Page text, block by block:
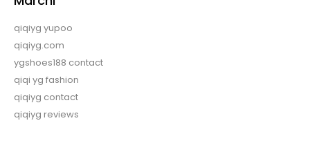
qiqiyg yupoo
qiqiyg.com
ygshoes188 contact
qiqi yg fashion
qiqiyg contact
qiqiyg reviews